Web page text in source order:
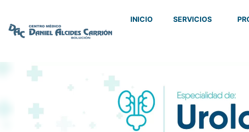
INICIO SERVICIOS